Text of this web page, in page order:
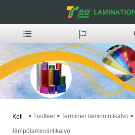
Koti > Tuotteet > Terminen laminointikalvo >
lämpölaminointikalvo